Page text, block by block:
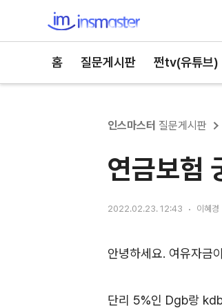
홈 질문게시판 쩐tv(유튜브)
인스마스터 질문게시판
연금보험
2022.02.23. 12:43 이혜경
안녕하세요. 여유자금
단리 5%인 Dgb랑